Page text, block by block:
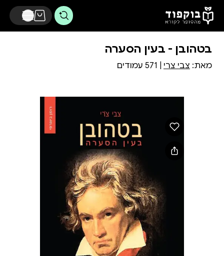
דלג לתוכן הראשי
בטהובן - בעין הסערה
מאת: צבי צרי